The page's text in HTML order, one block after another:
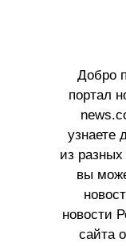
Добро
портал
узнаете
из
вы
новости
сайта